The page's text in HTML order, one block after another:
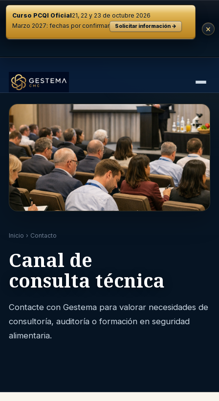
Curso PCQI Oficial21, 22 y 23 de octubre 2026
Marzo 2027: fechas por confirmar
Solicitar información → ×
Inicio › Contacto
Canal de
consulta técnica
Contacte con Gestema para valorar necesidades de
consultoría, auditoría o formación en seguridad
alimentaria.